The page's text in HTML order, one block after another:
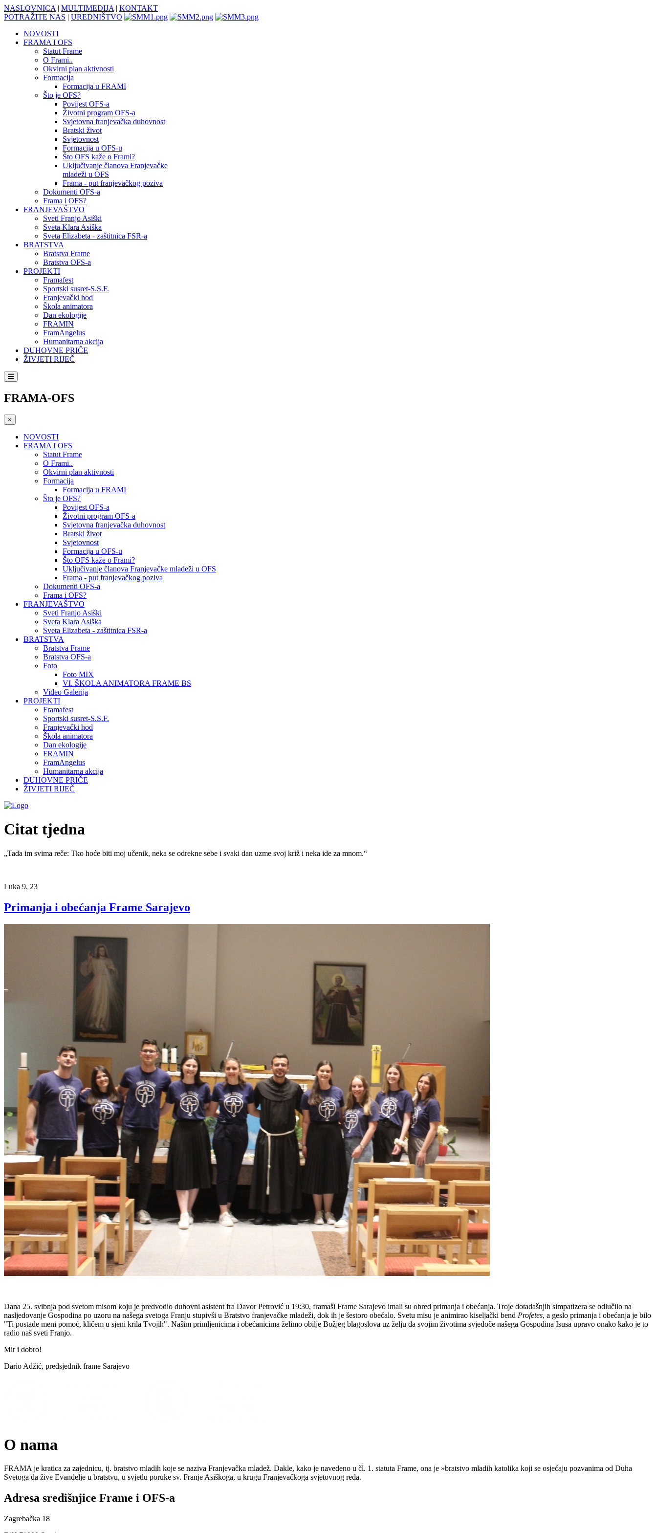
NASLOVNICA | MULTIMEDIJA | KONTAKT
POTRAŽITE NAS | UREDNIŠTVO
NOVOSTI
FRAMA I OFS
Statut Frame
O Frami..
Okvirni plan aktivnosti
Formacija
Formacija u FRAMI
Što je OFS?
Povijest OFS-a
Životni program OFS-a
Svjetovna franjevačka duhovnost
Bratski život
Svjetovnost
Formacija u OFS-u
Što OFS kaže o Frami?
Uključivanje članova Franjevačke
mladeži u OFS
Frama - put franjevačkog poziva
Dokumenti OFS-a
Frama i OFS?
FRANJEVAŠTVO
Sveti Franjo Asiški
Sveta Klara Asiška
Sveta Elizabeta - zaštitnica FSR-a
BRATSTVA
Bratstva Frame
Bratstva OFS-a
PROJEKTI
Framafest
Sportski susret-S.S.F.
Franjevački hod
Škola animatora
Dan ekologije
FRAMIN
FramAngelus
Humanitarna akcija
DUHOVNE PRIČE
ŽIVJETI RIJEČ
FRAMA-OFS
×
NOVOSTI
FRAMA I OFS
Statut Frame
O Frami..
Okvirni plan aktivnosti
Formacija
Formacija u FRAMI
Što je OFS?
Povijest OFS-a
Životni program OFS-a
Svjetovna franjevačka duhovnost
Bratski život
Svjetovnost
Formacija u OFS-u
Što OFS kaže o Frami?
Uključivanje članova Franjevačke mladeži u OFS
Frama - put franjevačkog poziva
Dokumenti OFS-a
Frama i OFS?
FRANJEVAŠTVO
Sveti Franjo Asiški
Sveta Klara Asiška
Sveta Elizabeta - zaštitnica FSR-a
BRATSTVA
Bratstva Frame
Bratstva OFS-a
Foto
Foto MIX
VI. ŠKOLA ANIMATORA FRAME BS
Video Galerija
PROJEKTI
Framafest
Sportski susret-S.S.F.
Franjevački hod
Škola animatora
Dan ekologije
FRAMIN
FramAngelus
Humanitarna akcija
DUHOVNE PRIČE
ŽIVJETI RIJEČ
Citat tjedna
„Tada im svima reče: Tko hoće biti moj učenik, neka se odrekne sebe i svaki dan uzme svoj križ i neka ide za mnom.“
Luka 9, 23
Primanja i obećanja Frame Sarajevo
Dana 25. svibnja pod svetom misom koju je predvodio duhovni asistent fra Davor Petrović u 19:30, framaši Frame Sarajevo imali su obred primanja i obećanja. Troje dotadašnjih simpatizera se odlučilo na
nasljedovanje Gospodina po uzoru na našega svetoga Franju stupivši u Bratstvo franjevačke mladeži, dok ih je šestoro obećalo. Svetu misu je animirao kiseljački bend Profetes, a geslo primanja i obećanja je bilo
"Ti postade meni pomoć, kličem u sjeni krila Tvojih". Našim primljenicima i obećanicima želimo obilje Božjeg blagoslova uz želju da svojim životima svjedoče našega Gospodina Isusa upravo onako kako je to
radio naš sveti Franjo.
Mir i dobro!
Dario Adžić, predsjednik frame Sarajevo
O nama
FRAMA je kratica za zajednicu, tj. bratstvo mladih koje se naziva Franjevačka mladež. Dakle, kako je navedeno u čl. 1. statuta Frame, ona je »bratstvo mladih katolika koji se osjećaju pozvanima od Duha
Svetoga da žive Evanđelje u bratstvu, u svjetlu poruke sv. Franje Asiškoga, u krugu Franjevačkoga svjetovnog reda.
Adresa središnjice Frame i OFS-a
Zagrebačka 18